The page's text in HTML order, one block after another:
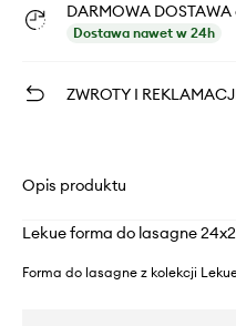
DARMOWA DOSTAWA
Dostawa nawet w 24h
ZWROTY I
Opis produktu
Lekue forma do lasagne
Forma do lasagne z kolekcji